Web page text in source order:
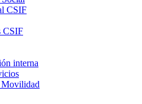
CSIF
CSIF
interna
Movilidad